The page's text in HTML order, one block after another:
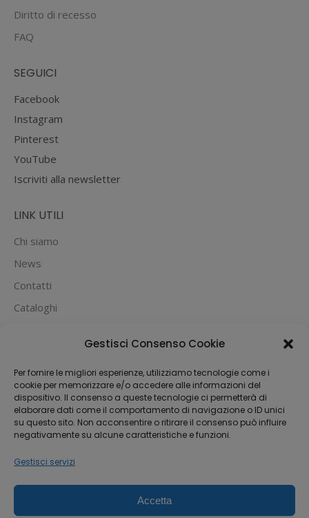
Gestisci Consenso Cookie
Per fornire le migliori esperienze, utilizziamo tecnologie come i
cookie per memorizzare e/o accedere alle informazioni del
dispositivo. Il consenso a queste tecnologie ci permetterà di
elaborare dati come il comportamento di navigazione o ID unici
su questo sito. Non acconsentire o ritirare il consenso può influire
negativamente su alcune caratteristiche e funzioni.
Gestisci servizi
Accetta
Diritto di recesso
FAQ
SEGUICI
Facebook
Instagram
Pinterest
YouTube
Iscriviti alla newsletter
LINK UTILI
Chi siamo
News
Contatti
Cataloghi
PUOI PAGARE CON:
Dream-Theme — trulypremium WordPress